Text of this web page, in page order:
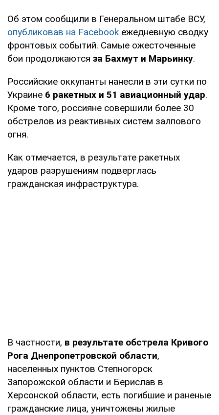
Об этом сообщили в Генеральном штабе ВСУ,
опубликовав на Facebook ежедневную сводку
фронтовых событий. Самые ожесточенные
бои продолжаются за Бахмут и Марьинку.
Российские оккупанты нанесли в эти сутки по
Украине 6 ракетных и 51 авиационный удар.
Кроме того, россияне совершили более 30
обстрелов из реактивных систем залпового
огня.
Как отмечается, в результате ракетных
ударов разрушениям подверглась
гражданская инфраструктура.
В частности, в результате обстрела Кривого
Рога Днепропетровской области,
населенных пунктов Степногорск
Запорожской области и Берислав в
Херсонской области, есть погибшие и раненые
гражданские лица, уничтожены жилые